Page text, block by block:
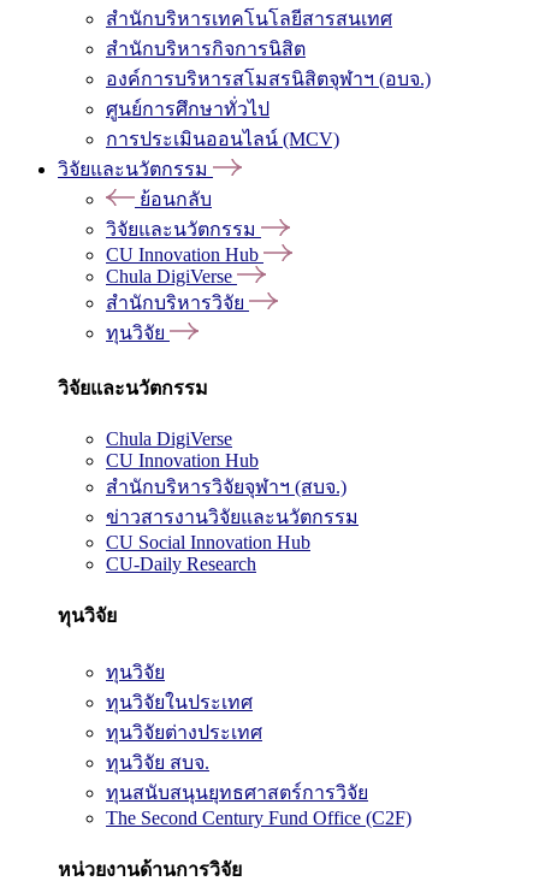
สำนักบริหารเทคโนโลยีสารสนเทศ
สำนักบริหารกิจการนิสิต
องค์การบริหารสโมสรนิสิตจุฬาฯ (อบจ.)
ศูนย์การศึกษาทั่วไป
การประเมินออนไลน์ (MCV)
วิจัยและนวัตกรรม
ย้อนกลับ
วิจัยและนวัตกรรม
CU Innovation Hub
Chula DigiVerse
สำนักบริหารวิจัย
ทุนวิจัย
วิจัยและนวัตกรรม
Chula DigiVerse
CU Innovation Hub
สำนักบริหารวิจัยจุฬาฯ (สบจ.)
ข่าวสารงานวิจัยและนวัตกรรม
CU Social Innovation Hub
CU-Daily Research
ทุนวิจัย
ทุนวิจัย
ทุนวิจัยในประเทศ
ทุนวิจัยต่างประเทศ
ทุนวิจัย สบจ.
ทุนสนับสนุนยุทธศาสตร์การวิจัย
The Second Century Fund Office (C2F)
หน่วยงานด้านการวิจัย